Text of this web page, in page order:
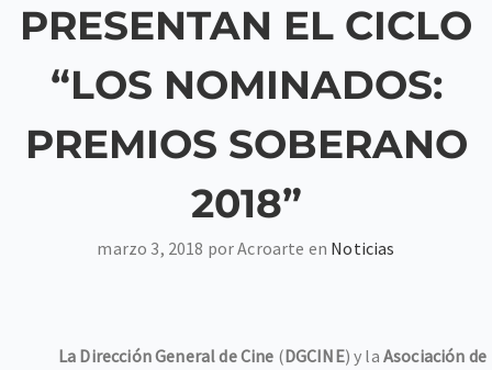
PRESENTAN EL CICLO
“LOS NOMINADOS:
PREMIOS SOBERANO
2018”
marzo 3, 2018 por Acroarte en Noticias
La Dirección General de Cine (DGCINE) y la Asociación de